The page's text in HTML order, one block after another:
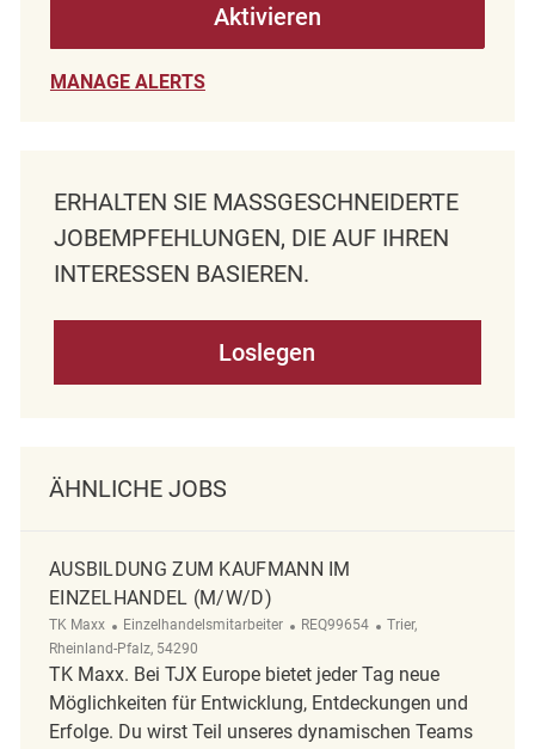
Aktivieren
MANAGE ALERTS
ERHALTEN SIE MASSGESCHNEIDERTE J
OBEMPFEHLUNGEN, DIE AUF IHREN I
NTERESSEN BASIEREN.
Loslegen
ÄHNLICHE JOBS
AUSBILDUNG ZUM KAUFMANN IM
EINZELHANDEL (M/W/D)
TK Maxx Kategorie
Einzelhandelsmitarbeiter ReqId
REQ99654 Ort
Trier,
Rheinland-Pfalz, 54290
TK Maxx. Bei TJX Europe bietet jeder Tag neue
Möglichkeiten für Entwicklung, Entdeckungen und
Erfolge. Du wirst Teil unseres dynamischen Teams